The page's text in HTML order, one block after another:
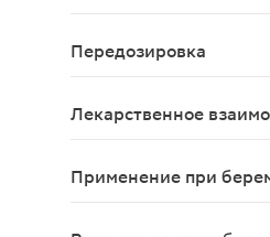
Общая частота
Передозировка
Во время
Лекарственное
Применение при